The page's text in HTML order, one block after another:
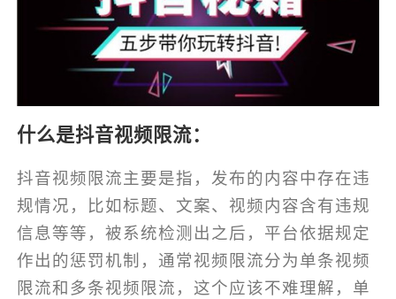
什么是抖音视频限流：
抖音视频限流主要是指，发布的内容中存在违
规情况，比如标题、文案、视频内容含有违规
信息等等，被系统检测出之后，平台依据规定
作出的惩罚机制，通常视频限流分为单条视频
限流和多条视频限流，这个应该不难理解，单